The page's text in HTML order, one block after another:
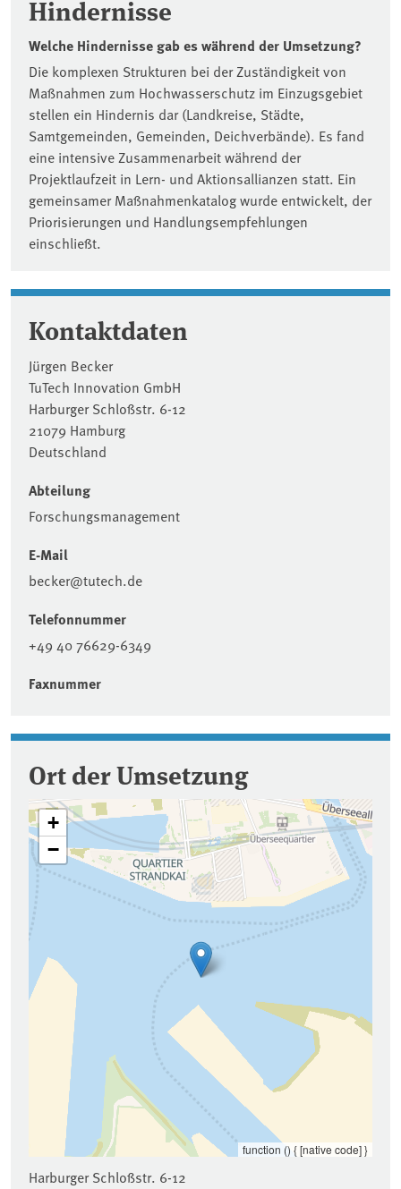
Hindernisse
Welche Hindernisse gab es während der Umsetzung?
Die komplexen Strukturen bei der Zuständigkeit von
Maßnahmen zum Hochwasserschutz im Einzugsgebiet
stellen ein Hindernis dar (Landkreise, Städte,
Samtgemeinden, Gemeinden, Deichverbände). Es fand
eine intensive Zusammenarbeit während der
Projektlaufzeit in Lern- und Aktionsallianzen statt. Ein
gemeinsamer Maßnahmenkatalog wurde entwickelt, der
Priorisierungen und Handlungsempfehlungen
einschließt.
Kontaktdaten
Jürgen Becker
TuTech Innovation GmbH
Harburger Schloßstr. 6-12
21079 Hamburg
Deutschland
Abteilung
Forschungsmanagement
E-Mail
becker@tutech.de
Telefonnummer
+49 40 76629-6349
Faxnummer
Ort der Umsetzung
+
−
function () { [native code] }
Harburger Schloßstr. 6-12